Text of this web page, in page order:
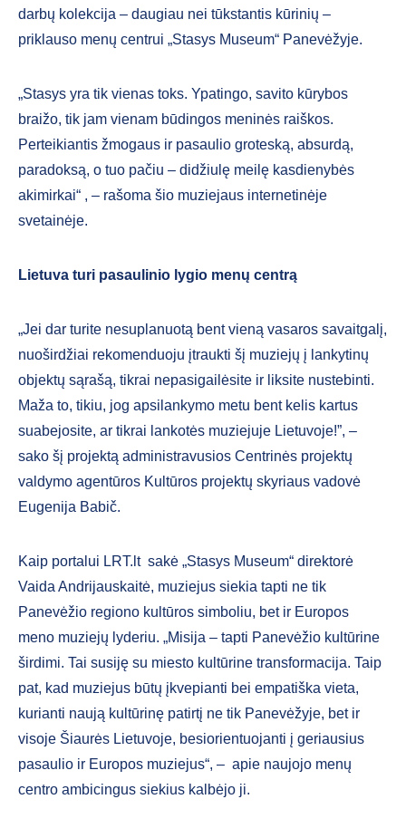
darbų kolekcija – daugiau nei tūkstantis kūrinių –
priklauso menų centrui „Stasys Museum“ Panevėžyje.
„Stasys yra tik vienas toks. Ypatingo, savito kūrybos
braižo, tik jam vienam būdingos meninės raiškos.
Perteikiantis žmogaus ir pasaulio groteską, absurdą,
paradoksą, o tuo pačiu – didžiulę meilę kasdienybės
akimirkai“ , – rašoma šio muziejaus internetinėje
svetainėje.
Lietuva turi pasaulinio lygio menų centrą
„Jei dar turite nesuplanuotą bent vieną vasaros savaitgalį,
nuoširdžiai rekomenduoju įtraukti šį muziejų į lankytinų
objektų sąrašą, tikrai nepasigailėsite ir liksite nustebinti.
Maža to, tikiu, jog apsilankymo metu bent kelis kartus
suabejosite, ar tikrai lankotės muziejuje Lietuvoje!”, –
sako šį projektą administravusios Centrinės projektų
valdymo agentūros Kultūros projektų skyriaus vadovė
Eugenija Babič.
Kaip portalui LRT.lt sakė „Stasys Museum“ direktorė
Vaida Andrijauskaitė, muziejus siekia tapti ne tik
Panevėžio regiono kultūros simboliu, bet ir Europos
meno muziejų lyderiu. „Misija – tapti Panevėžio kultūrine
širdimi. Tai susiję su miesto kultūrine transformacija. Taip
pat, kad muziejus būtų įkvepianti bei empatiška vieta,
kurianti naują kultūrinę patirtį ne tik Panevėžyje, bet ir
visoje Šiaurės Lietuvoje, besiorientuojanti į geriausius
pasaulio ir Europos muziejus“, – apie naujojo menų
centro ambicingus siekius kalbėjo ji.